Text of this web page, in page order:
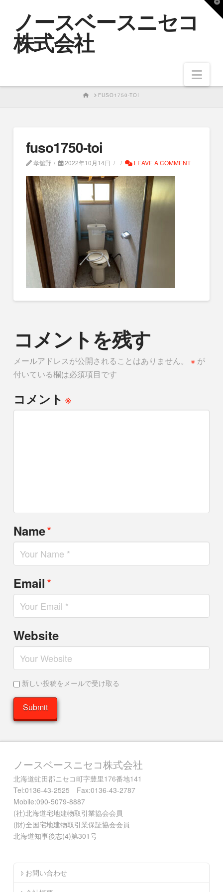
ノースベースニセコ
株式会社
HOMEFUSO1750-TOI
fuso1750-toi
孝舘野 2022年10月14日 LEAVE A COMMENT
コメントを残す
メールアドレスが公開されることはありません。 ※が
付いている欄は必須項目です
コメント※
Name*
Email*
Website
新しい投稿をメールで受け取る
ノースベースニセコ株式会社
北海道虻田郡ニセコ町字豊里176番地141
Tel:0136-43-2525 Fax:0136-43-2787
Mobile:090-5079-8887
(社)北海道宅地建物取引業協会会員
(財)全国宅地建物取引業保証協会会員
北海道知事後志(4)第301号
お問い合わせ